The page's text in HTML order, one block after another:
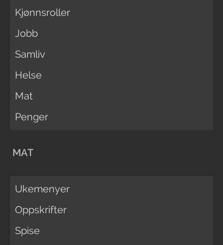
Kjønnsroller
Jobb
Samliv
Helse
Mat
Penger
MAT
Ukemenyer
Oppskrifter
Spise